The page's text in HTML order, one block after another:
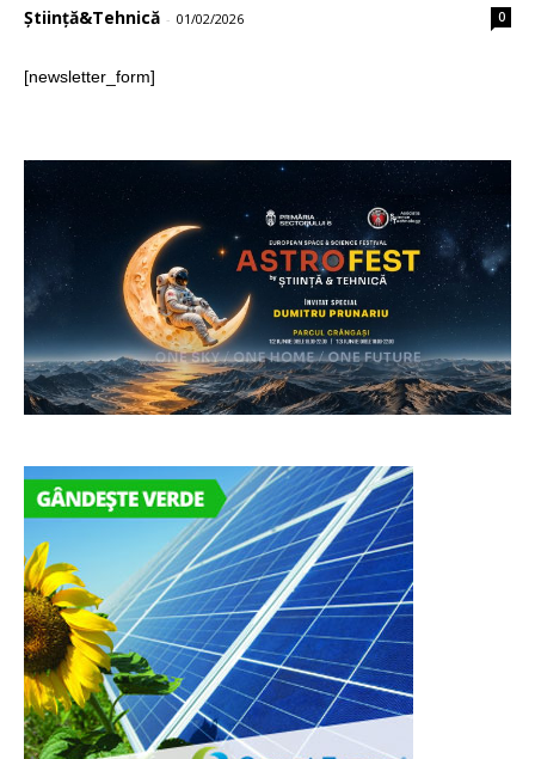
Știință&Tehnică - 01/02/2026 0
[newsletter_form]